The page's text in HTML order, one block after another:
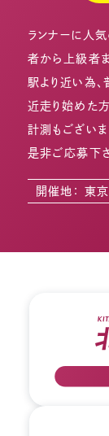
ランナーに人
者から上級者
駅より近い為
近走り始めた
計測もござい
是非ご応募下さ
開催地： 東